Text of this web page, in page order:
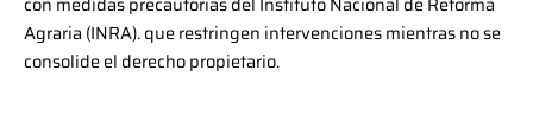
Agraria (INRA). que restringen intervenciones mientras no se
consolide el derecho propietario.